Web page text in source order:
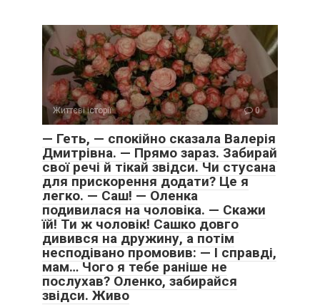
Життєві історії 0
— Геть, — спокійно сказала Валерія
Дмитрівна. — Прямо зараз. Забирай
свої речі й тікай звідси. Чи стусана
для прискорення додати? Це я
легко. — Саш! — Оленка
подивилася на чоловіка. — Скажи
їй! Ти ж чоловік! Сашко довго
дивився на дружину, а потім
несподівано промовив: — І справді,
мам… Чого я тебе раніше не
послухав? Оленко, забирайся
звідси. Живо